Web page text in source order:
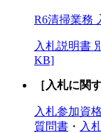
R6清掃業務
入札説明書
KB]
［入札に関
入札参加資
質問書 ・ 入